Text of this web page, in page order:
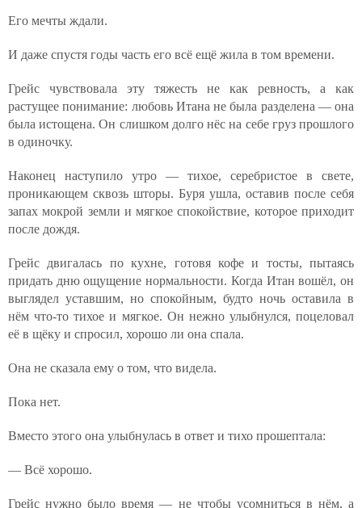
Его мечты ждали.
И даже спустя годы часть его всё ещё жила в том времени.
Грейс чувствовала эту тяжесть не как ревность, а как
растущее понимание: любовь Итана не была разделена — она
была истощена. Он слишком долго нёс на себе груз прошлого
в одиночку.
Наконец наступило утро — тихое, серебристое в свете,
проникающем сквозь шторы. Буря ушла, оставив после себя
запах мокрой земли и мягкое спокойствие, которое приходит
после дождя.
Грейс двигалась по кухне, готовя кофе и тосты, пытаясь
придать дню ощущение нормальности. Когда Итан вошёл, он
выглядел уставшим, но спокойным, будто ночь оставила в
нём что-то тихое и мягкое. Он нежно улыбнулся, поцеловал
её в щёку и спросил, хорошо ли она спала.
Она не сказала ему о том, что видела.
Пока нет.
Вместо этого она улыбнулась в ответ и тихо прошептала:
— Всё хорошо.
Грейс нужно было время — не чтобы усомниться в нём, а